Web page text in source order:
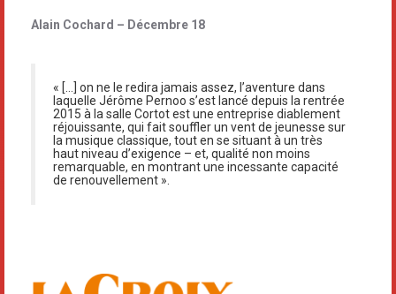
Alain Cochard – Décembre 18
« […] on ne le redira jamais assez, l’aventure dans
laquelle Jérôme Pernoo s’est lancé depuis la rentrée
2015 à la salle Cortot est une entreprise diablement
réjouissante, qui fait souffler un vent de jeunesse sur
la musique classique, tout en se situant à un très
haut niveau d’exigence – et, qualité non moins
remarquable, en montrant une incessante capacité
de renouvellement ».